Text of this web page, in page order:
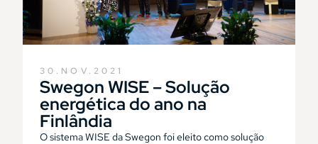
30.NOV.2021
Swegon WISE – Solução
energética do ano na
Finlândia
O sistema WISE da Swegon foi eleito como solução